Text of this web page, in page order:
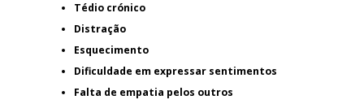
Tédio crónico
Distração
Esquecimento
Dificuldade em expressar sentimentos
Falta de empatia pelos outros